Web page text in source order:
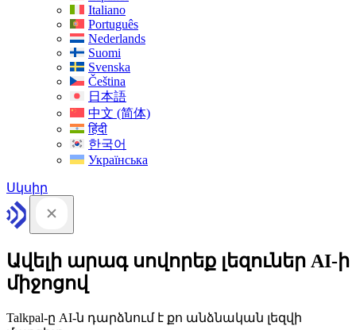
Italiano
Português
Nederlands
Suomi
Svenska
Čeština
日本語
中文 (简体)
हिंदी
한국어
Українська
Սկսիր
Ավելի արագ սովորեք լեզուներ AI-ի
միջոցով
Talkpal-ը AI-ն դարձնում է քո անձնական լեզվի